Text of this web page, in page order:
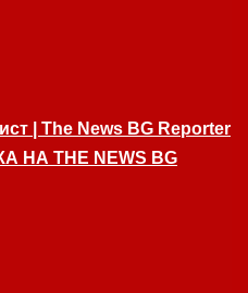
| The News BG Reporter
THE NEWS BG